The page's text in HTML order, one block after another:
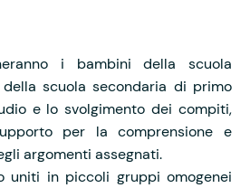
i bambini della scuola
scuola secondaria di primo
e lo svolgimento dei compiti,
per la comprensione e
argomenti assegnati.
uniti in piccoli gruppi omogenei